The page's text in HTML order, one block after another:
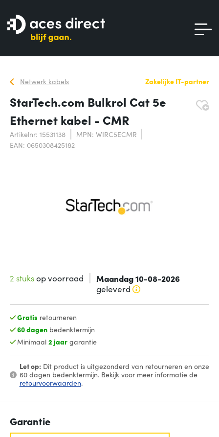
Netwerk kabels Zakelijke IT-partner
StarTech.com Bulkrol Cat 5e
Ethernet kabel - CMR
Artikelnr: 15531138
MPN: WIRC5ECMR
EAN: 0650308425182
2 stuksop voorraad Maandag 10-08-2026
geleverd
Gratis retourneren
60 dagenbedenktermijn
Minimaal 2 jaargarantie
Let op:Dit product is uitgezonderd van retourneren en onze
60 dagen bedenktermijn. Bekijk voor meer informatie de
retourvoorwaarden.
Garantie